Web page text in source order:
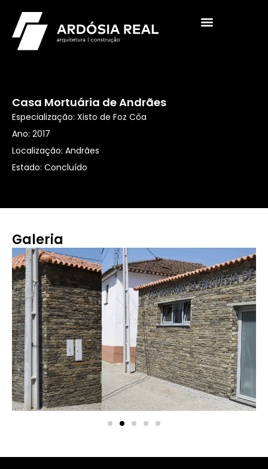
Galeria
Casa Mortuária de Andrães
Especialização: Xisto de Foz Côa
Ano: 2017
Localização: Andrães
Estado: Concluído